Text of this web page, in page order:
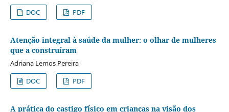
DOC
PDF
Atenção integral à saúde da mulher: o olhar de mulheres
que a construíram
Adriana Lemos Pereira
DOC
PDF
A prática do castigo físico em crianças na visão dos